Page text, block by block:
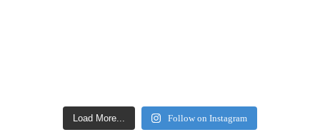
Load More... Follow on Instagram